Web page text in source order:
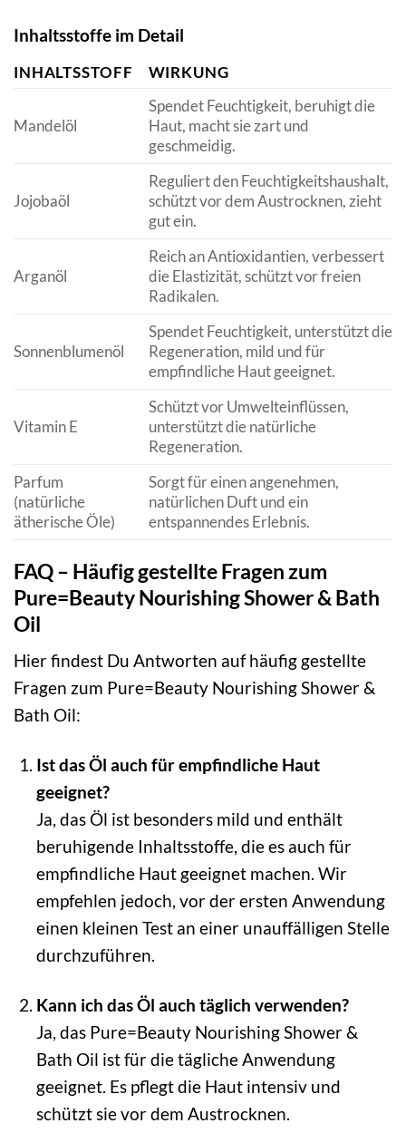
Inhaltsstoffe im Detail
INHALTSSTOFF WIRKUNG
Mandelöl
Spendet Feuchtigkeit, beruhigt die
Haut, macht sie zart und
geschmeidig.
Jojobaöl
Reguliert den Feuchtigkeitshaushalt,
schützt vor dem Austrocknen, zieht
gut ein.
Arganöl
Reich an Antioxidantien, verbessert
die Elastizität, schützt vor freien
Radikalen.
Sonnenblumenöl
Spendet Feuchtigkeit, unterstützt die
Regeneration, mild und für
empfindliche Haut geeignet.
Vitamin E
Schützt vor Umwelteinflüssen,
unterstützt die natürliche
Regeneration.
Parfum
(natürliche
ätherische Öle)
Sorgt für einen angenehmen,
natürlichen Duft und ein
entspannendes Erlebnis.
FAQ – Häufig gestellte Fragen zum
Pure=Beauty Nourishing Shower & Bath
Oil
Hier findest Du Antworten auf häufig gestellte
Fragen zum Pure=Beauty Nourishing Shower &
Bath Oil:
Ist das Öl auch für empfindliche Haut
geeignet?
Ja, das Öl ist besonders mild und enthält
beruhigende Inhaltsstoffe, die es auch für
empfindliche Haut geeignet machen. Wir
empfehlen jedoch, vor der ersten Anwendung
einen kleinen Test an einer unauffälligen Stelle
durchzuführen.
Kann ich das Öl auch täglich verwenden?
Ja, das Pure=Beauty Nourishing Shower &
Bath Oil ist für die tägliche Anwendung
geeignet. Es pflegt die Haut intensiv und
schützt sie vor dem Austrocknen.